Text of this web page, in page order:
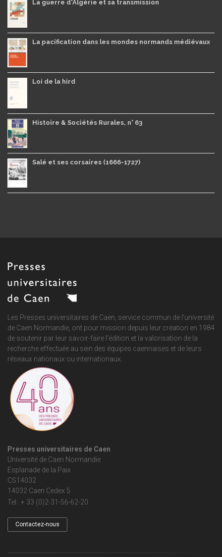
La guerre d'Algérie et sa transmission
La pacification dans les mondes normands médiévaux
Loi de la hird
Histoire & Sociétés Rurales, n° 63
Salé et ses corsaires (1666-1727)
Les Presses universitaires de Caen, service commun de l'université
de Caen Normandie , ont pour mission depuis leur création en 1984
de soutenir par leur savoir-faire l'édition et la valorisation de la
recherche effectuée au sein des équipes caennaises et de leurs
réseaux nationaux ou internationaux.
Presses universitaires de Caen
Université de Caen Normandie
Esplanade de la Paix
CS14032
14032 Caen Cedex 5
Tel : + 33 (0)2-31-56-62-20
Contactez-nous